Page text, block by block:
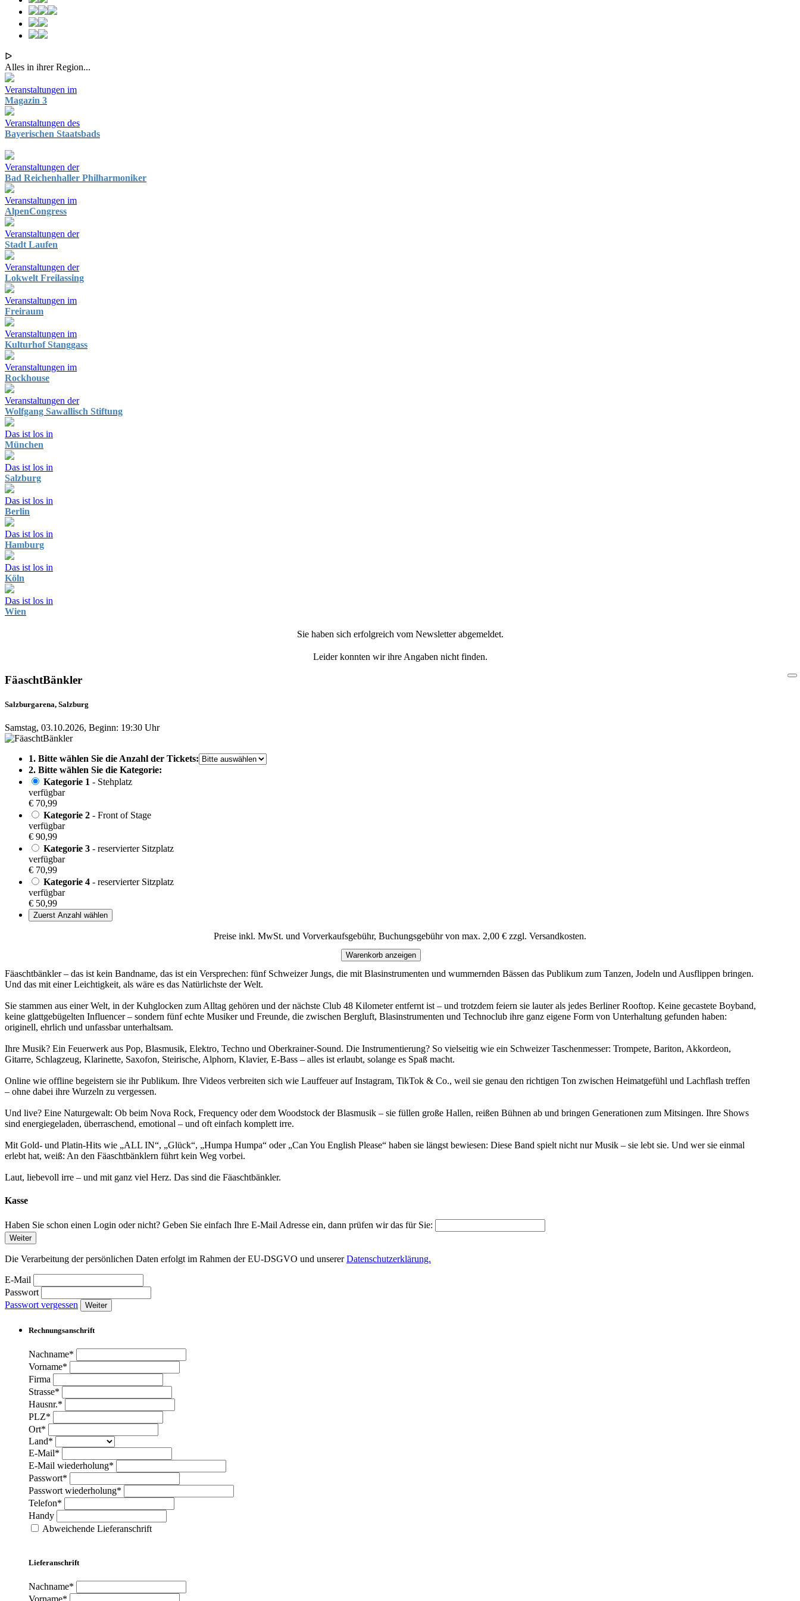
ᐅ
Alles in ihrer Region...
Veranstaltungen im
Magazin 3
Veranstaltungen des
Bayerischen Staatsbads
Veranstaltungen der
Bad Reichenhaller Philharmoniker
Veranstaltungen im
AlpenCongress
Veranstaltungen der
Stadt Laufen
Veranstaltungen der
Lokwelt Freilassing
Veranstaltungen im
Freiraum
Veranstaltungen im
Kulturhof Stanggass
Veranstaltungen im
Rockhouse
Veranstaltungen der
Wolfgang Sawallisch Stiftung
Das ist los in
München
Das ist los in
Salzburg
Das ist los in
Berlin
Das ist los in
Hamburg
Das ist los in
Köln
Das ist los in
Wien
Sie haben sich erfolgreich vom Newsletter abgemeldet.
Leider konnten wir ihre Angaben nicht finden.
FäaschtBänkler
Salzburgarena, Salzburg
Samstag, 03.10.2026, Beginn: 19:30 Uhr
1. Bitte wählen Sie die Anzahl der Tickets:
2. Bitte wählen Sie die Kategorie:
Kategorie 1 - Stehplatz
verfügbar
€ 70,99
Kategorie 2 - Front of Stage
verfügbar
€ 90,99
Kategorie 3 - reservierter Sitzplatz
verfügbar
€ 70,99
Kategorie 4 - reservierter Sitzplatz
verfügbar
€ 50,99
Zuerst Anzahl wählen
Preise inkl. MwSt. und Vorverkaufsgebühr, Buchungsgebühr von max. 2,00 € zzgl. Versandkosten.
Warenkorb anzeigen
Fäaschtbänkler – das ist kein Bandname, das ist ein Versprechen: fünf Schweizer Jungs, die mit Blasinstrumenten und wummernden Bässen das Publikum zum Tanzen, Jodeln und Ausflippen bringen.
Und das mit einer Leichtigkeit, als wäre es das Natürlichste der Welt.
Sie stammen aus einer Welt, in der Kuhglocken zum Alltag gehören und der nächste Club 48 Kilometer entfernt ist – und trotzdem feiern sie lauter als jedes Berliner Rooftop. Keine gecastete Boyband,
keine glattgebügelten Influencer – sondern fünf echte Musiker und Freunde, die zwischen Bergluft, Blasinstrumenten und Technoclub ihre ganz eigene Form von Unterhaltung gefunden haben:
originell, ehrlich und unfassbar unterhaltsam.
Ihre Musik? Ein Feuerwerk aus Pop, Blasmusik, Elektro, Techno und Oberkrainer-Sound. Die Instrumentierung? So vielseitig wie ein Schweizer Taschenmesser: Trompete, Bariton, Akkordeon,
Gitarre, Schlagzeug, Klarinette, Saxofon, Steirische, Alphorn, Klavier, E-Bass – alles ist erlaubt, solange es Spaß macht.
Online wie offline begeistern sie ihr Publikum. Ihre Videos verbreiten sich wie Lauffeuer auf Instagram, TikTok & Co., weil sie genau den richtigen Ton zwischen Heimatgefühl und Lachflash treffen
– ohne dabei ihre Wurzeln zu vergessen.
Und live? Eine Naturgewalt: Ob beim Nova Rock, Frequency oder dem Woodstock der Blasmusik – sie füllen große Hallen, reißen Bühnen ab und bringen Generationen zum Mitsingen. Ihre Shows
sind energiegeladen, überraschend, emotional – und oft einfach komplett irre.
Mit Gold- und Platin-Hits wie „ALL IN“, „Glück“, „Humpa Humpa“ oder „Can You English Please“ haben sie längst bewiesen: Diese Band spielt nicht nur Musik – sie lebt sie. Und wer sie einmal
erlebt hat, weiß: An den Fäaschtbänklern führt kein Weg vorbei.
Laut, liebevoll irre – und mit ganz viel Herz. Das sind die Fäaschtbänkler.
Kasse
Haben Sie schon einen Login oder nicht? Geben Sie einfach Ihre E-Mail Adresse ein, dann prüfen wir das für Sie:
Weiter
Die Verarbeitung der persönlichen Daten erfolgt im Rahmen der EU-DSGVO und unsererDatenschutzerklärung.
E-Mail
Passwort
Passwort vergessen
Weiter
Rechnungsanschrift
Nachname*
Vorname*
Firma
Strasse*
Hausnr.*
PLZ*
Ort*
Land*
E-Mail*
E-Mail wiederholung*
Passwort*
Passwort wiederholung*
Telefon*
Handy
Abweichende Lieferanschrift
Lieferanschrift
Nachname*